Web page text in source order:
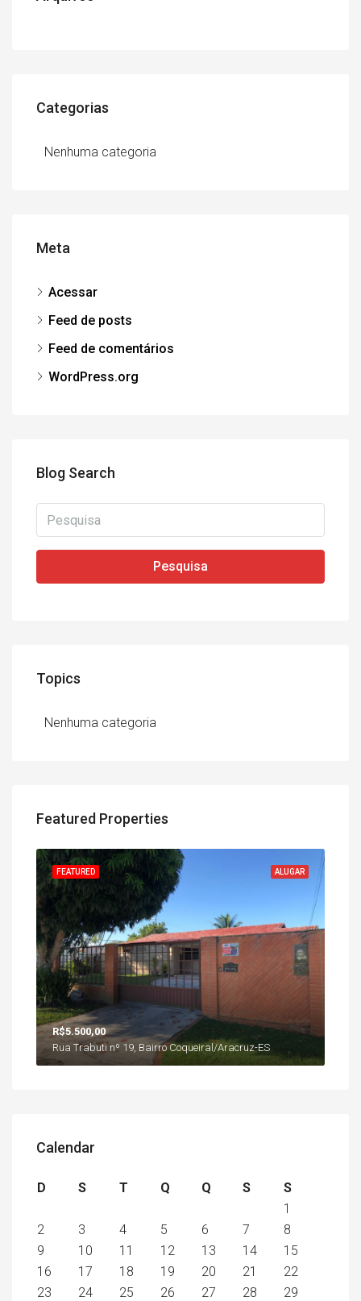
Categorias
Nenhuma categoria
Meta
Acessar
Feed de posts
Feed de comentários
WordPress.org
Blog Search
Pesquisa
Topics
Nenhuma categoria
Featured Properties
ALUGAR
FEATURED
R$5.500,00
Rua Trabuti nº 19, Bairro Coqueiral/Aracruz-ES
Calendar
D S T Q Q S
S
1
2
3 4 5 6 7
8
9
10 11 12 13 14
15
16
17 18 19 20 21
22
23
24 25 26 27 28
29